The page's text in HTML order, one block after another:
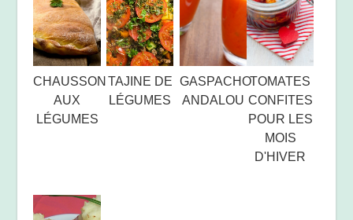
CHAUSSON
AUX
LÉGUMES
TAJINE DE
LÉGUMES
GASPACHO
ANDALOU
TOMATES
CONFITES
POUR LES
MOIS
D'HIVER